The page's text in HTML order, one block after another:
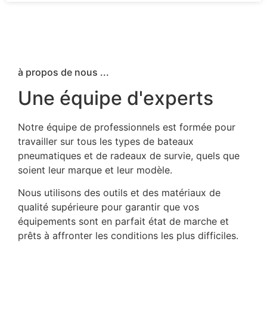
à propos de nous ...
Une équipe d'experts
Notre équipe de professionnels est formée pour
travailler sur tous les types de bateaux
pneumatiques et de radeaux de survie, quels que
soient leur marque et leur modèle.
Nous utilisons des outils et des matériaux de
qualité supérieure pour garantir que vos
équipements sont en parfait état de marche et
prêts à affronter les conditions les plus difficiles.